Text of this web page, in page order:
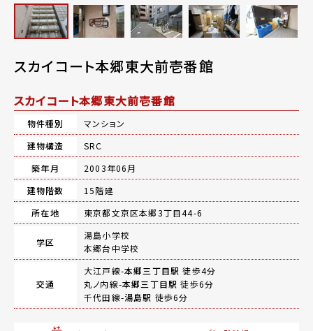
スカイコート本郷東大前壱番館
スカイコート本郷東大前壱番館
物件種別
マンション
建物構造
SRC
築年月
2003年06月
建物階数
15階建
所在地
東京都文京区本郷3丁目44-6
学区
湯島小学校
本郷台中学校
交通
大江戸線-本郷三丁目駅 徒歩4分
丸ノ内線-本郷三丁目駅 徒歩6分
千代田線-湯島駅 徒歩6分